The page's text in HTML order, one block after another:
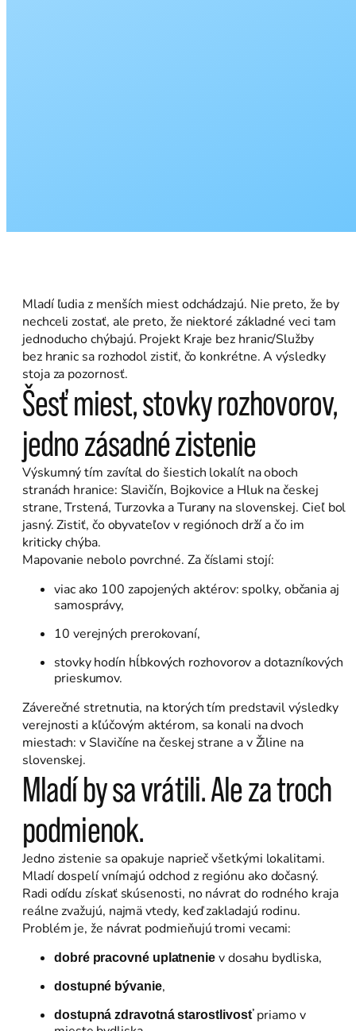
Mladí ľudia z menších miest odchádzajú. Nie preto, že by
nechceli zostať, ale preto, že niektoré základné veci tam
jednoducho chýbajú. Projekt Kraje bez hranic/Služby
bez hranic sa rozhodol zistiť, čo konkrétne. A výsledky
stoja za pozornosť.
Šesť miest, stovky rozhovorov,
jedno zásadné zistenie
Výskumný tím zavítal do šiestich lokalít na oboch
stranách hranice: Slavičín, Bojkovice a Hluk na českej
strane, Trstená, Turzovka a Turany na slovenskej. Cieľ bol
jasný. Zistiť, čo obyvateľov v regiónoch drží a čo im
kriticky chýba.
Mapovanie nebolo povrchné. Za číslami stojí:
viac ako 100 zapojených aktérov: spolky, občania aj
samosprávy,
10 verejných prerokovaní,
stovky hodín hĺbkových rozhovorov a dotazníkových
prieskumov.
Záverečné stretnutia, na ktorých tím predstavil výsledky
verejnosti a kľúčovým aktérom, sa konali na dvoch
miestach: v Slavičíne na českej strane a v Žiline na
slovenskej.
Mladí by sa vrátili. Ale za troch
podmienok.
Jedno zistenie sa opakuje naprieč všetkými lokalitami.
Mladí dospelí vnímajú odchod z regiónu ako dočasný.
Radi odídu získať skúsenosti, no návrat do rodného kraja
reálne zvažujú, najmä vtedy, keď zakladajú rodinu.
Problém je, že návrat podmieňujú tromi vecami:
dobré pracovné uplatnenie v dosahu bydliska,
dostupné bývanie,
dostupná zdravotná starostlivosťpriamo v